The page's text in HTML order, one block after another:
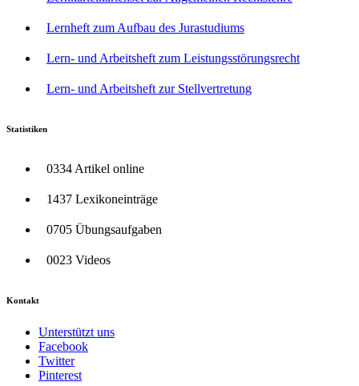
Lernheft zum Aufbau des Jurastudiums
Lern- und Arbeitsheft zum Leistungsstörungsrecht
Lern- und Arbeitsheft zur Stellvertretung
Statistiken
0334 Artikel online
1437 Lexikoneinträge
0705 Übungsaufgaben
0023 Videos
Kontakt
Unterstützt uns
Facebook
Twitter
Pinterest